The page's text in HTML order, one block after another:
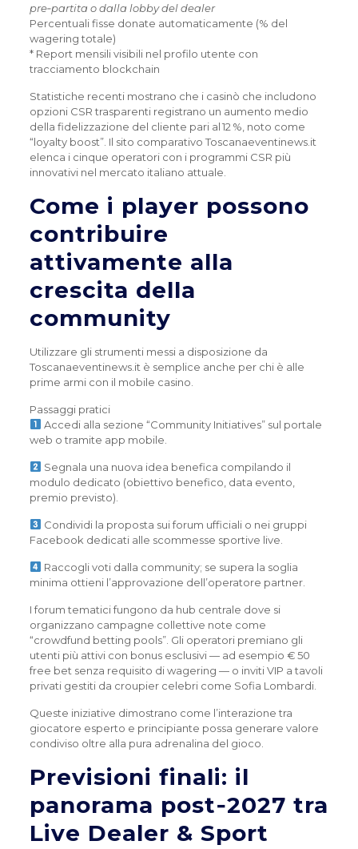
pre‑partita o dalla lobby del dealer
Percentuali fisse donate automaticamente (% del
wagering totale)
* Report mensili visibili nel profilo utente con
tracciamento blockchain
Statistiche recenti mostrano che i casinò che includono
opzioni CSR trasparenti registrano un aumento medio
della fidelizzazione del cliente pari al 12 %, noto come
“loyalty boost”. Il sito comparativo Toscanaeventinews.it
elenca i cinque operatori con i programmi CSR più
innovativi nel mercato italiano attuale.
Come i player possono
contribuire
attivamente alla
crescita della
community
Utilizzare gli strumenti messi a disposizione da
Toscanaeventinews.it è semplice anche per chi è alle
prime armi con il mobile casino.
Passaggi pratici
Accedi alla sezione “Community Initiatives” sul portale
web o tramite app mobile.
Segnala una nuova idea benefica compilando il
modulo dedicato (obiettivo benefico, data evento,
premio previsto).
Condividi la proposta sui forum ufficiali o nei gruppi
Facebook dedicati alle scommesse sportive live.
Raccogli voti dalla community; se supera la soglia
minima ottieni l’approvazione dell’operatore partner.
I forum tematici fungono da hub centrale dove si
organizzano campagne collettive note come
“crowdfund betting pools”. Gli operatori premiano gli
utenti più attivi con bonus esclusivi — ad esempio € 50
free bet senza requisito di wagering — o inviti VIP a tavoli
privati gestiti da croupier celebri come Sofia Lombardi.
Queste iniziative dimostrano come l’interazione tra
giocatore esperto e principiante possa generare valore
condiviso oltre alla pura adrenalina del gioco.
Previsioni finali: il
panorama post‑2027 tra
Live Dealer & Sport